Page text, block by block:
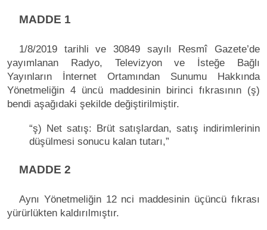
MADDE 1
1/8/2019 tarihli ve 30849 sayılı Resmî Gazete’de
yayımlanan Radyo, Televizyon ve İsteğe Bağlı
Yayınların İnternet Ortamından Sunumu Hakkında
Yönetmeliğin 4 üncü maddesinin birinci fıkrasının (ş)
bendi aşağıdaki şekilde değiştirilmiştir.
“ş) Net satış: Brüt satışlardan, satış indirimlerinin
düşülmesi sonucu kalan tutarı,”
MADDE 2
Aynı Yönetmeliğin 12 nci maddesinin üçüncü fıkrası
yürürlükten kaldırılmıştır.